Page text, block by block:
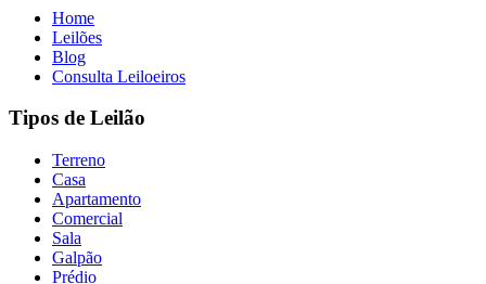
Home
Leilões
Blog
Consulta Leiloeiros
Tipos de Leilão
Terreno
Casa
Apartamento
Comercial
Sala
Galpão
Prédio